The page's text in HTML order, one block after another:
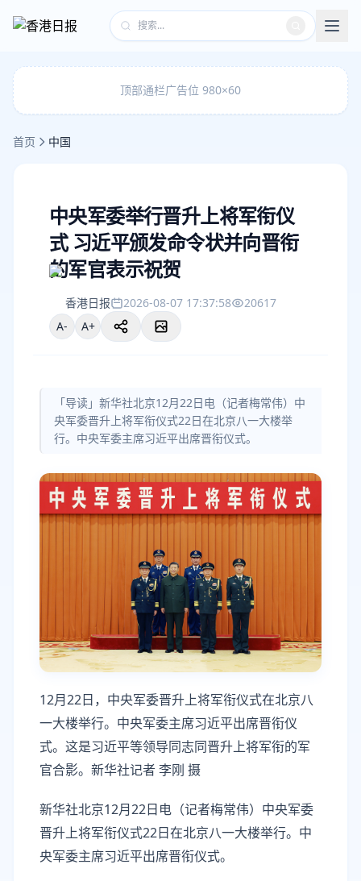
顶部通栏广告位 980×60
首页 中国
中央军委举行晋升上将军衔仪
式 习近平颁发命令状并向晋衔
的军官表示祝贺
香港日报 2026-08-07 17:37:58
20617
A-
A+
「导读」新华社北京12月22日电（记者梅常伟）中
央军委晋升上将军衔仪式22日在北京八一大楼举
行。中央军委主席习近平出席晋衔仪式。
12月22日，中央军委晋升上将军衔仪式在北京八
一大楼举行。中央军委主席习近平出席晋衔仪
式。这是习近平等领导同志同晋升上将军衔的军
官合影。新华社记者 李刚 摄
新华社北京12月22日电（记者梅常伟）中央军委
晋升上将军衔仪式22日在北京八一大楼举行。中
央军委主席习近平出席晋衔仪式。